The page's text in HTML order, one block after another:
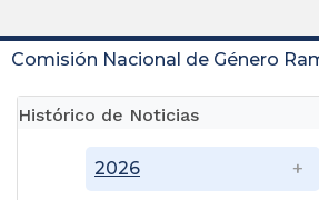
Comisión Nacional de Género
Histórico de Noticias
2026